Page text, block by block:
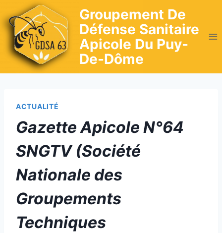
to
content
Groupement De
Défense Sanitaire
Apicole Du Puy-
De-Dôme
ACTUALITÉ
Gazette Apicole N°64
SNGTV (Société
Nationale des
Groupements
Techniques